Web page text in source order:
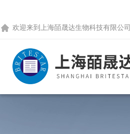
欢迎来到 上海皕晟达生物科技有限公司